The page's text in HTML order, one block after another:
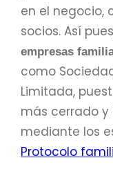
en el negocio,
socios. Así
empresas
como
Limitada,
más cerrado
mediante los
Protocolo